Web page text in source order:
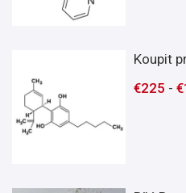
Koupit
€225 -€